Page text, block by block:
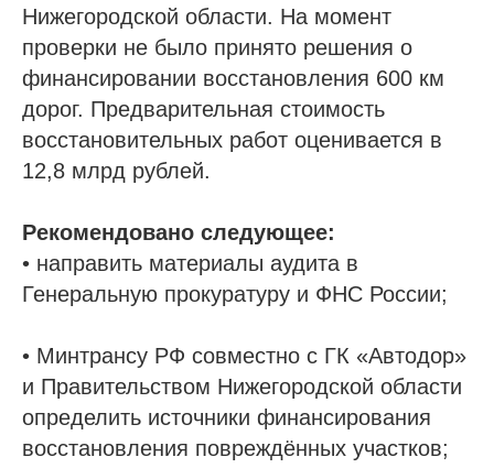
Нижегородской области. На момент
проверки не было принято решения о
финансировании восстановления 600 км
дорог. Предварительная стоимость
восстановительных работ оценивается в
12,8 млрд рублей.
Рекомендовано следующее:
• направить материалы аудита в
Генеральную прокуратуру и ФНС России;
• Минтрансу РФ совместно с ГК «Автодор»
и Правительством Нижегородской области
определить источники финансирования
восстановления повреждённых участков;